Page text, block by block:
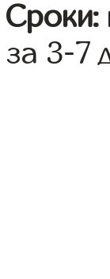
Сроки:
за 3-7